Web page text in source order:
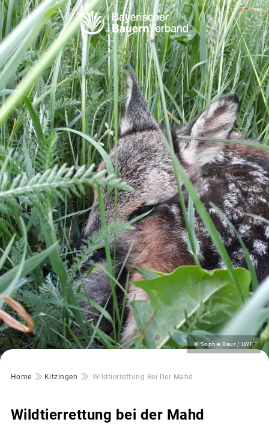
© Sophie Baur / LWF©
Pfadnavigation
Home Kitzingen Wildtierrettung Bei Der Mahd
Wildtierrettung bei der Mahd